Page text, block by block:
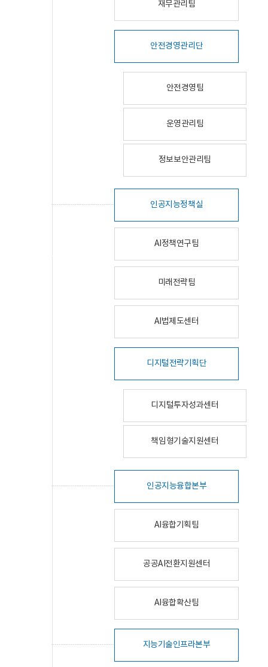
재무관리팀
안전경영관리단
안전경영팀
운영관리팀
정보보안관리팀
인공지능정책실
AI정책연구팀
미래전략팀
AI법제도센터
디지털전략기획단
디지털투자성과센터
책임형기술지원센터
인공지능융합본부
AI융합기획팀
공공AI전환지원센터
AI융합확산팀
지능기술인프라본부